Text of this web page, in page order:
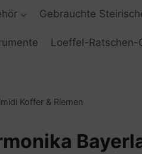
Gebrauchte
Loeffel-Ratschen-
Koffer & Riemen